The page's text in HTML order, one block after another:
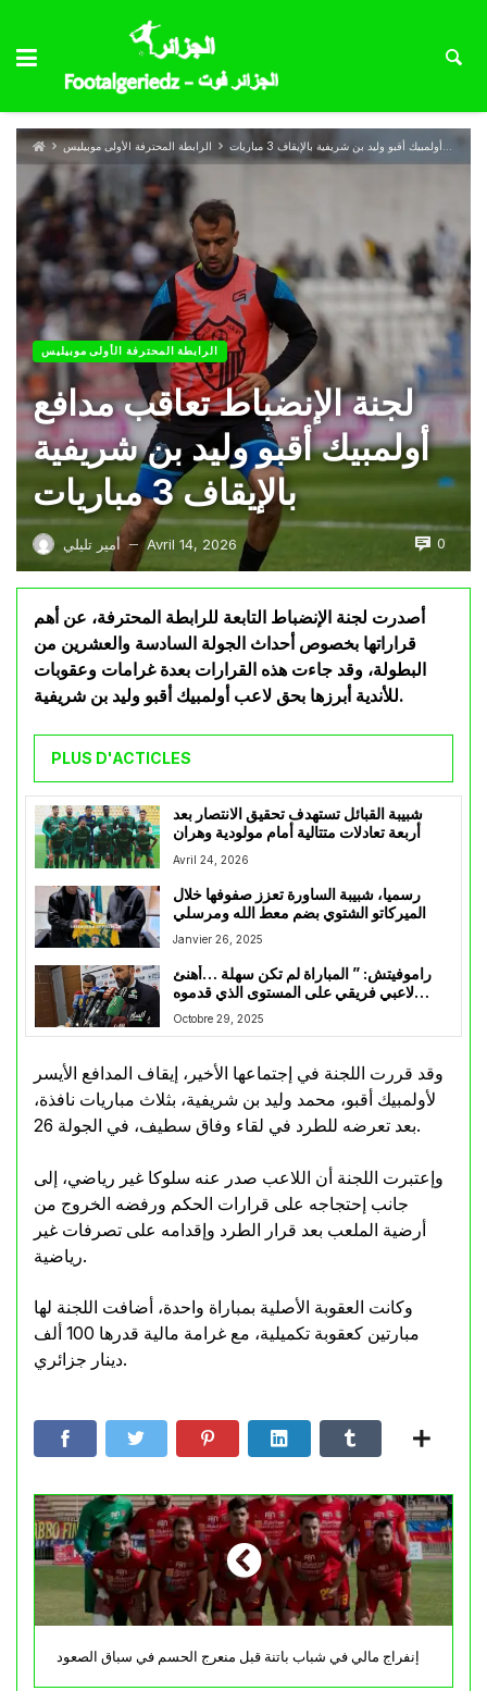
الرابطة المحترفة الأولى موبيليس لجنة الإنضباط تعاقب مدافع أولمبيك أقبو وليد بن شريفية بالإيقاف 3 مباريات
الرابطة المحترفة الأولى موبيليس
لجنة الإنضباط تعاقب مدافع
أولمبيك أقبو وليد بن شريفية
بالإيقاف 3 مباريات
أمير تليلي — Avril 14, 2026 0
أصدرت لجنة الإنضباط التابعة للرابطة المحترفة، عن أهم
قراراتها بخصوص أحداث الجولة السادسة والعشرين من
البطولة، وقد جاءت هذه القرارات بعدة غرامات وعقوبات
للأندية أبرزها بحق لاعب أولمبيك أقبو وليد بن شريفية.
PLUS D'ACTICLES
شبيبة القبائل تستهدف تحقيق الانتصار بعد
أربعة تعادلات متتالية أمام مولودية وهران
Avril 24, 2026
رسميا، شبيبة الساورة تعزز صفوفها خلال
الميركاتو الشتوي بضم معط الله ومرسلي
Janvier 26, 2025
راموفيتش: ” المباراة لم تكن سهلة …أهنئ
لاعبي فريقي على المستوى الذي قدموه
Octobre 29, 2025
وقد قررت اللجنة في إجتماعها الأخير، إيقاف المدافع الأيسر
لأولمبيك أقبو، محمد وليد بن شريفية، بثلاث مباريات نافذة،
بعد تعرضه للطرد في لقاء وفاق سطيف، في الجولة 26.
وإعتبرت اللجنة أن اللاعب صدر عنه سلوكا غير رياضي، إلى
جانب إحتجاجه على قرارات الحكم ورفضه الخروج من
أرضية الملعب بعد قرار الطرد وإقدامه على تصرفات غير
رياضية.
وكانت العقوبة الأصلية بمباراة واحدة، أضافت اللجنة لها
مبارتين كعقوبة تكميلية، مع غرامة مالية قدرها 100 ألف
دينار جزائري.
إنفراج مالي في شباب باتنة قبل منعرج الحسم في سباق الصعود